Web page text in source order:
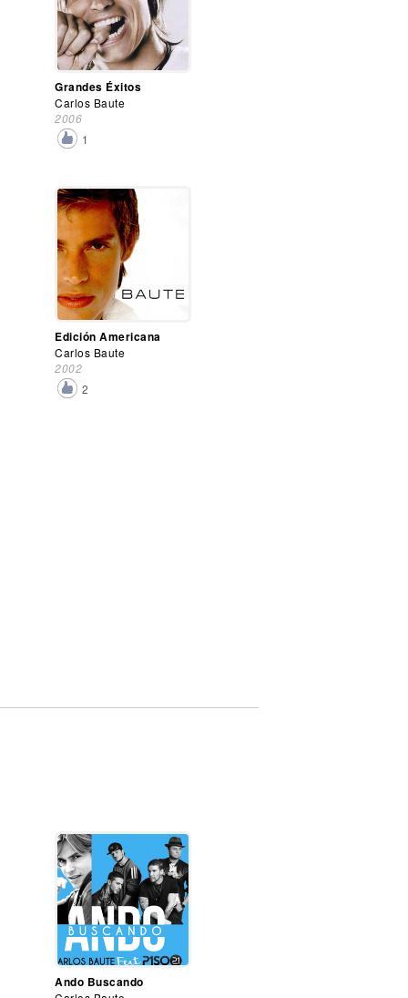
Grandes Éxitos
Carlos Baute
2006
1
Edición Americana
Carlos Baute
2002
2
Ando Buscando